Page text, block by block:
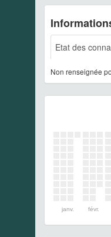
Etat des
Non renseignée
janv. févr.